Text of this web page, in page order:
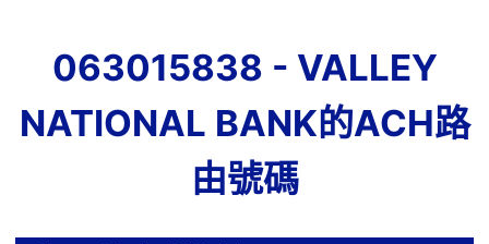
063015838 - VALLEY
NATIONAL BANK的ACH路
由號碼